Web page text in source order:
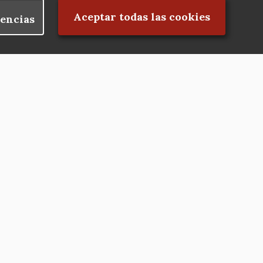
Aceptar todas las cookies
Rechazar el consentimiento